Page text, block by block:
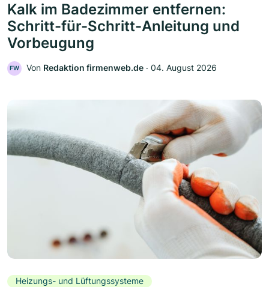
Kalk im Badezimmer entfernen:
Schritt-für-Schritt-Anleitung und
Vorbeugung
FW Von Redaktion firmenweb.de ‧ 04. August 2026
Heizungs- und Lüftungssysteme